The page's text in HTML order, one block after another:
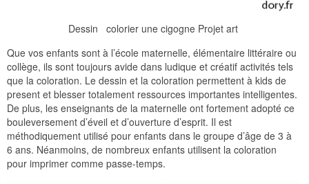
Dessin colorier une cigogne Projet art
Que vos enfants sont à l’école maternelle, élémentaire littéraire ou
collège, ils sont toujours avide dans ludique et créatif activités tels
que la coloration. Le dessin et la coloration permettent à kids de
present et blesser totalement ressources importantes intelligentes.
De plus, les enseignants de la maternelle ont fortement adopté ce
bouleversement d’éveil et d’ouverture d’esprit. Il est
méthodiquement utilisé pour enfants dans le groupe d’âge de 3 à
6 ans. Néanmoins, de nombreux enfants utilisent la coloration
pour imprimer comme passe-temps.